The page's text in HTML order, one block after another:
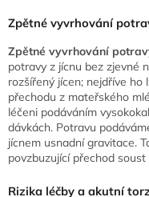
Zpětné vyvrhování
Zpětné vyvrhování
potravy z jícnu bez zjevné
rozšířený jícen; nejdříve
přechodu z mateřského
léčeni podáváním
dávkách. Potravu
jícnem usnadní gravitace.
povzbuzující přechod
Rizika léčby a akutní